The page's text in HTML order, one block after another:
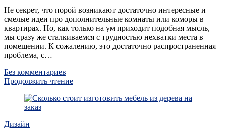
Не секрет, что порой возникают достаточно интересные и
смелые идеи про дополнительные комнаты или коморы в
квартирах. Но, как только на ум приходит подобная мысль,
мы сразу же сталкиваемся с трудностью нехватки места в
помещении. К сожалению, это достаточно распространенная
проблема, с…
Без комментариев
Продолжить чтение
Дизайн